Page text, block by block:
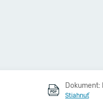
Dokument:
Stiahnuť